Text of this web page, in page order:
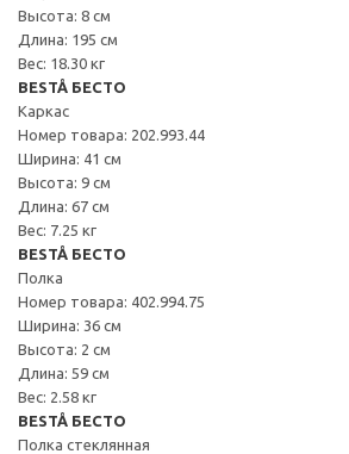
Высота: 8 см
Длина: 195 см
Вес: 18.30 кг
BESTÅ БЕСТО
Каркас
Номер товара: 202.993.44
Ширина: 41 см
Высота: 9 см
Длина: 67 см
Вес: 7.25 кг
BESTÅ БЕСТО
Полка
Номер товара: 402.994.75
Ширина: 36 см
Высота: 2 см
Длина: 59 см
Вес: 2.58 кг
BESTÅ БЕСТО
Полка стеклянная